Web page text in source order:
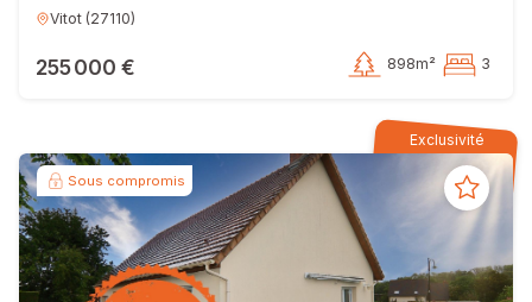
Vitot (27110)
255 000 € 898m² 3
Exclusivité
Sous compromis